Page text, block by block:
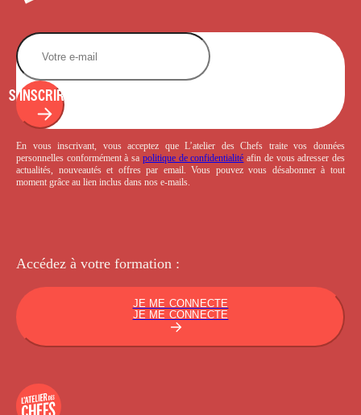
S'INSCRIRE
En vous inscrivant, vous acceptez que L’atelier des Chefs traite vos données
personnelles conformément à sa politique de confidentialité afin de vous adresser des
actualités, nouveautés et offres par email. Vous pouvez vous désabonner à tout
moment grâce au lien inclus dans nos e-mails.
Accédez à votre formation :
JE ME CONNECTE
JE ME CONNECTE